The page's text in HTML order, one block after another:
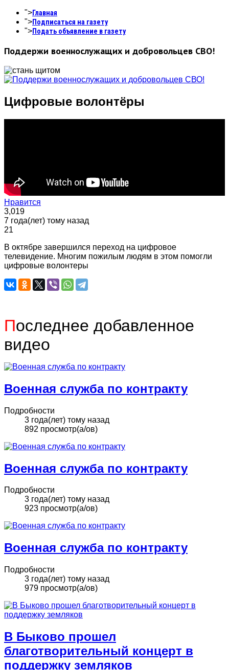
">Главная
">Подписаться на газету
">Подать объявление в газету
Поддержи военнослужащих и добровольцев СВО!
Цифровые волонтёры
Нравится
3,019
7 года(лет) тому назад
21
В октябре завершился переход на цифровое
телевидение. Многим пожилым людям в этом помогли
цифровые волонтеры
Последнее добавленное
видео
Военная служба по контракту
Подробности
3 года(лет) тому назад
892 просмотр(а/ов)
Военная служба по контракту
Подробности
3 года(лет) тому назад
923 просмотр(а/ов)
Военная служба по контракту
Подробности
3 года(лет) тому назад
979 просмотр(а/ов)
В Быково прошел
благотворительный концерт в
поддержку земляков